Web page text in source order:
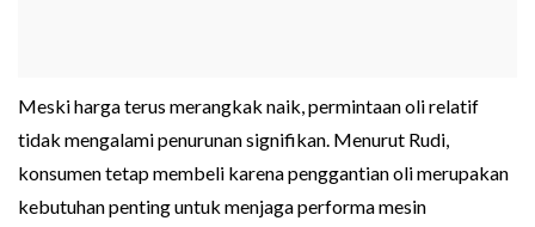
Meski harga terus merangkak naik, permintaan oli relatif
tidak mengalami penurunan signifikan. Menurut Rudi,
konsumen tetap membeli karena penggantian oli merupakan
kebutuhan penting untuk menjaga performa mesin